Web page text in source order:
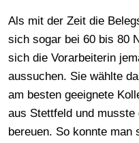
Als mit der Zeit die
sich sogar bei 60 bis 80
sich die Vorarbeiterin
aussuchen. Sie wählte
am besten geeignete
aus Stettfeld und
bereuen. So konnte man